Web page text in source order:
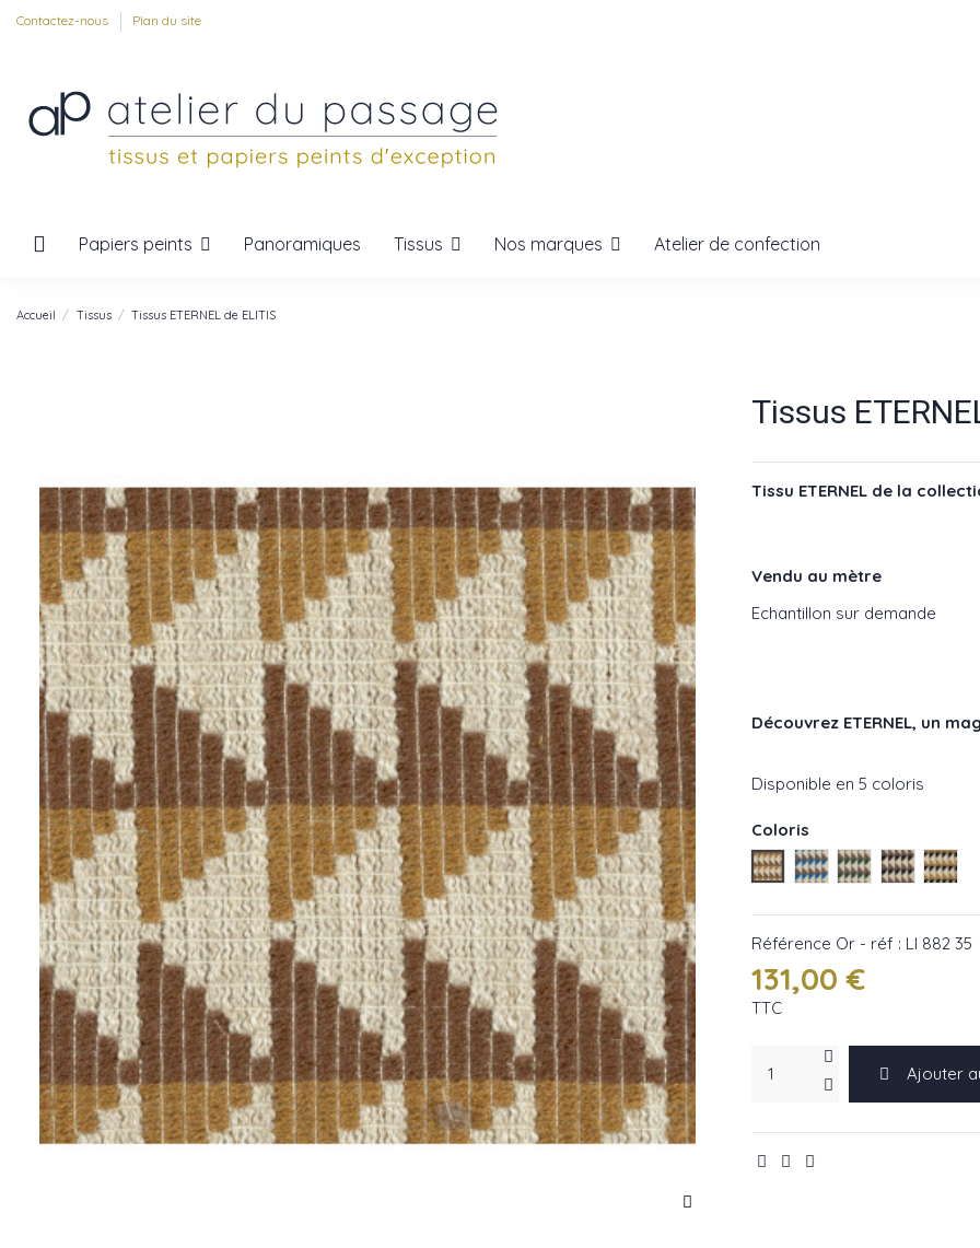
Contactez-nous Plan du site
Papiers peints Panoramiques Tissus Nos marques Atelier de confection
Accueil Tissus Tissus ETERNEL de ELITIS
Tissus
Tissu ETERNEL de la
Vendu au mètre
Echantillon sur demande
Découvrez ETERNEL, un
Disponible en 5 coloris
Coloris
Or - réf : LI 882 35
Bleu - réf : LI 882 41
Instants - réf : LI
Arbre - réf
Référence Or - réf : LI 882 35
131,00 €
TTC
Ajouter